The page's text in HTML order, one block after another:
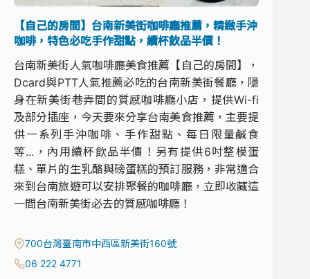
【自己的房間】台南新美街咖啡廳推薦，精緻手沖
咖啡，特色必吃手作甜點，續杯飲品半價！
台南新美街人氣咖啡廳美食推薦【自己的房間】，
Dcard與PTT人氣推薦必吃的台南新美街餐廳，隱
身在新美街巷弄間的質感咖啡廳小店，提供Wi-fi
及部分插座，今天要來分享台南美食推薦，主要提
供一系列手沖咖啡、手作甜點、每日限量鹹食
等...，內用續杯飲品半價！另有提供6吋整模蛋
糕、單片的生乳酪與磅蛋糕的預訂服務，非常適合
來到台南旅遊可以安排聚餐的咖啡廳，立即收藏這
一間台南新美街必去的質感咖啡廳！
700台灣臺南市中西區新美街160號
06 222 4771